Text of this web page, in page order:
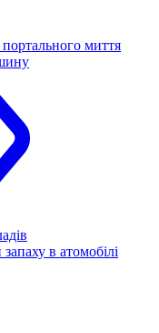
миття
в атомобілі